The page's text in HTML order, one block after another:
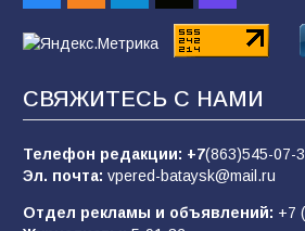
заявления о мобилизации —
пропагандистский вброс
«Слухами Москву не
СВЯЖИТЕСЬ С НАМИ
Телефон редакции: +7(863)545-07-
Эл. почта: vpered-bataysk@mail.ru
Отдел рекламы и объявлений: +7